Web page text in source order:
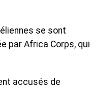
se sont
par Africa Corps, qui
accusés de